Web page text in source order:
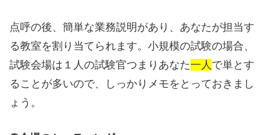
点呼の後、簡単な業務説明があり、あなたが担当す
る教室を割り当てられます。小規模の試験の場合、
試験会場は１人の試験官つまりあなた一人 で単とす
ることが多いので、しっかりメモをとっておきまし
ょう。